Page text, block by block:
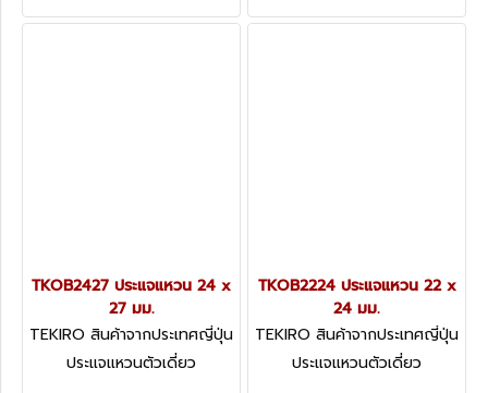
TKOB2427 ประแจแหวน 24 x
27 มม.
TEKIRO สินค้าจากประเทศญี่ปุ่น
TKOB2427
ประแจแหวนตัวเดี่ยว
TKOB2224 ประแจแหวน 22 x
24 มม.
TEKIRO สินค้าจากประเทศญี่ปุ่น
TKOB2224
ประแจแหวนตัวเดี่ยว